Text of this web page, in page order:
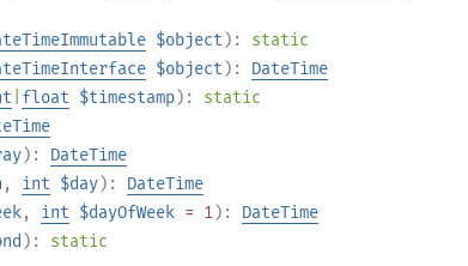
$object ): static
$object ): DateTime
float $timestamp): static
): DateTime
, int $day): DateTime
, int $dayOfWeek = 1): DateTime
): static